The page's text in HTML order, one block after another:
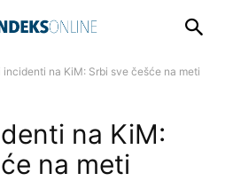
incidenti na KiM: Srbi sve češće na meti
na KiM:
na meti